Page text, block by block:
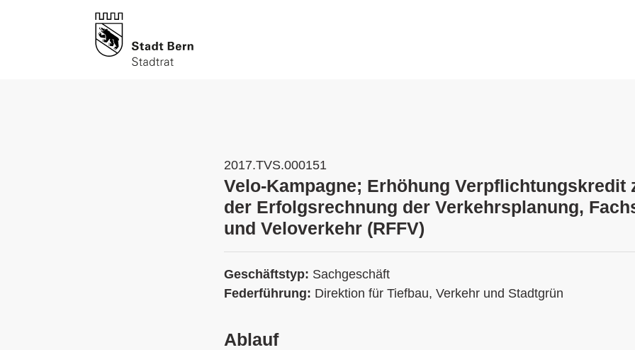
2017.TVS.000151
Velo-Kampagne; Erhöhung Verpflichtungskredit
der Erfolgsrechnung der Verkehrsplanung,
und Veloverkehr (RFFV)
Geschäftstyp: Sachgeschäft
Federführung: Direktion für Tiefbau, Verkehr und Stadtgrün
Ablauf